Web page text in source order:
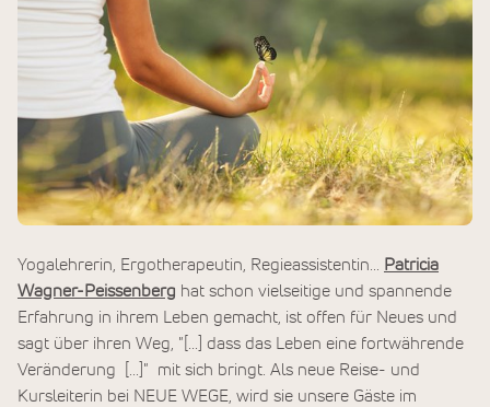
Yogalehrerin, Ergotherapeutin, Regieassistentin...
Patricia
Wagner-Peissenberg hat schon vielseitige und spannende
Erfahrung in ihrem Leben gemacht, ist offen für Neues und
sagt über ihren Weg, "[...] dass das Leben eine fortwährende
Veränderung [...]" mit sich bringt. Als neue Reise- und
Kursleiterin bei NEUE WEGE, wird sie unsere Gäste im